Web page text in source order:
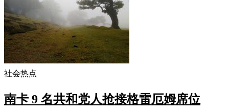
社会热点
南卡 9 名共和党人抢接格雷厄姆席位